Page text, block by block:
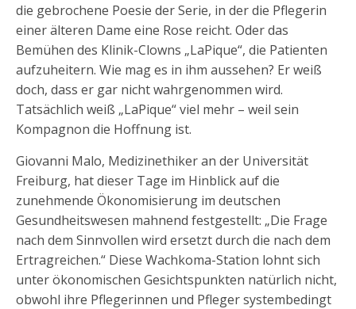
die gebrochene Poesie der Serie, in der die Pflegerin
einer älteren Dame eine Rose reicht. Oder das
Bemühen des Klinik-Clowns „LaPique“, die Patienten
aufzuheitern. Wie mag es in ihm aussehen? Er weiß
doch, dass er gar nicht wahrgenommen wird.
Tatsächlich weiß „LaPique“ viel mehr – weil sein
Kompagnon die Hoffnung ist.
Giovanni Malo, Medizinethiker an der Universität
Freiburg, hat dieser Tage im Hinblick auf die
zunehmende Ökonomisierung im deutschen
Gesundheitswesen mahnend festgestellt: „Die Frage
nach dem Sinnvollen wird ersetzt durch die nach dem
Ertragreichen.“ Diese Wachkoma-Station lohnt sich
unter ökonomischen Gesichtspunkten natürlich nicht,
obwohl ihre Pflegerinnen und Pfleger systembedingt